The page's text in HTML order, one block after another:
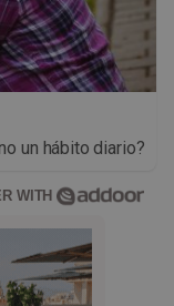
un hábito diario?
WITH